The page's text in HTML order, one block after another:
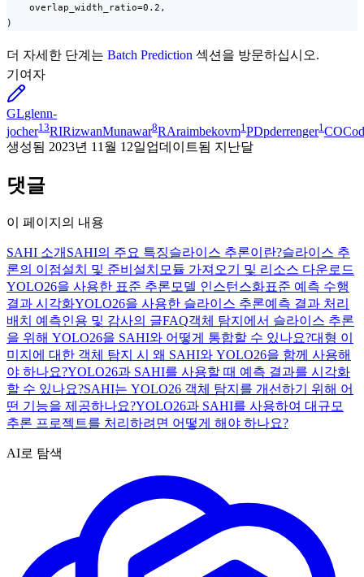
    overlap_width_ratio=0.2,
)
더 자세한 단계는 Batch Prediction 섹션을 방문하십시오.
기여자
GLglenn-
jocher13RIRizwanMunawar8RAraimbekovm1 PDpderrenger1 CO
생성됨 2023년 11월 12일업데이트됨 지난달
댓글
이 페이지의 내용
SAHI 소개 SAHI의 주요 특징슬라이스 추론이란?슬라이스 추
론의 이점설치 및 준비 설치 모듈 가져오기 및 리소스 다운로드
YOLO26을 사용한 표준 추론 모델 인스턴스화표준 예측 수행
결과 시각화YOLO26을 사용한 슬라이스 추론예측 결과 처리
배치 예측인용 및 감사의 글FAQ객체 탐지에서 슬라이스 추론
을 위해 YOLO26을 SAHI와 어떻게 통합할 수 있나요?대형 이
미지에 대한 객체 탐지 시 왜 SAHI와 YOLO26을 함께 사용해
야 하나요?YOLO26과 SAHI를 사용할 때 예측 결과를 시각화
할 수 있나요?SAHI는 YOLO26 객체 탐지를 개선하기 위해 어
떤 기능을 제공하나요?YOLO26과 SAHI를 사용하여 대규모
추론 프로젝트를 처리하려면 어떻게 해야 하나요?
AI로 탐색